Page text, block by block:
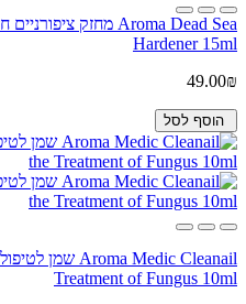
Hardener 15ml
49.00₪
הוסף לסל
Treatment of Fungus 10ml